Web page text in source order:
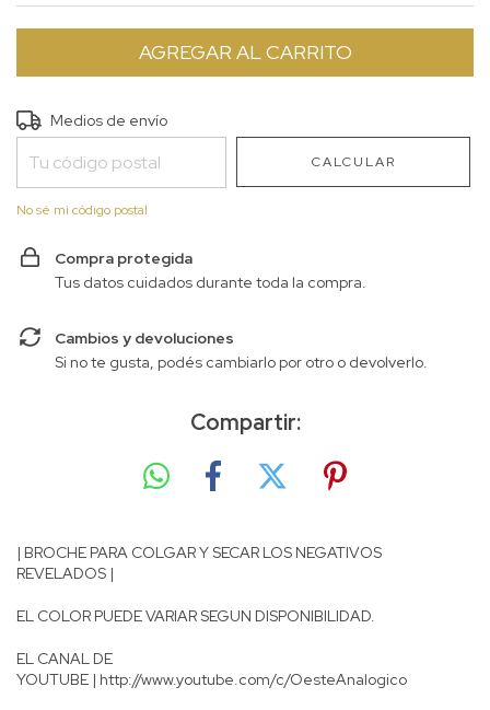
Entregas para el CP:
Medios de envío
CALCULAR
No sé mi código postal
Compra protegida
Tus datos cuidados durante toda la compra.
Cambios y devoluciones
Si no te gusta, podés cambiarlo por otro o devolverlo.
Compartir:
| BROCHE PARA COLGAR Y SECAR LOS NEGATIVOS
REVELADOS |
EL COLOR PUEDE VARIAR SEGUN DISPONIBILIDAD.
EL CANAL DE
YOUTUBE | http://www.youtube.com/c/OesteAnalogico